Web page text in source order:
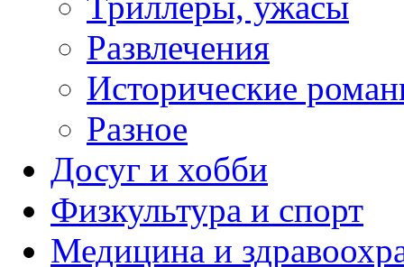
Развлечения
Исторические
Разное
Досуг и хобби
Физкультура и спорт
Медицина и